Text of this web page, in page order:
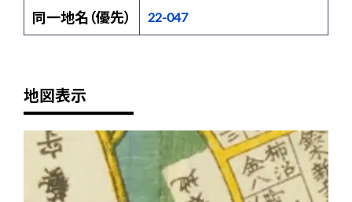
同一地名（優先）
22-047
地図表示
+
-